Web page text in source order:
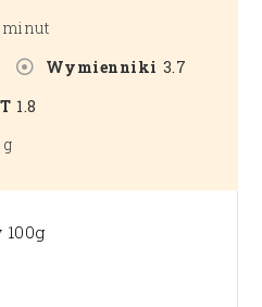
minut
Wymienniki 3.7
1.8
g